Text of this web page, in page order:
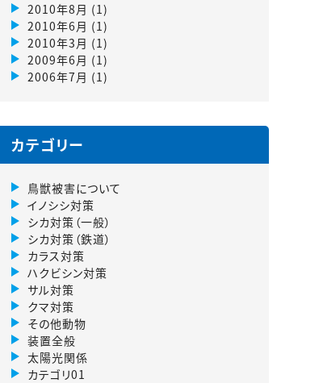
2010年8月 (1)
2010年6月 (1)
2010年3月 (1)
2009年6月 (1)
2006年7月 (1)
カテゴリー
鳥獣被害について
イノシシ対策
シカ対策（一般）
シカ対策（鉄道）
カラス対策
ハクビシン対策
サル対策
クマ対策
その他動物
装置全般
太陽光関係
カテゴリ01